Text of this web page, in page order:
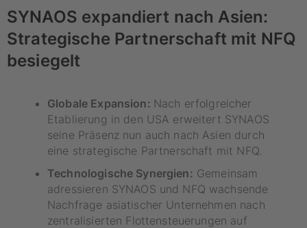
SYNAOS expandiert nach Asien:
Strategische Partnerschaft mit NFQ
besiegelt
Globale Expansion: Nach erfolgreicher
Etablierung in den USA erweitert SYNAOS
seine Präsenz nun auch nach Asien durch
eine strategische Partnerschaft mit NFQ.
Technologische Synergien: Gemeinsam
adressieren SYNAOS und NFQ wachsende
Nachfrage asiatischer Unternehmen nach
zentralisierten Flottensteuerungen auf